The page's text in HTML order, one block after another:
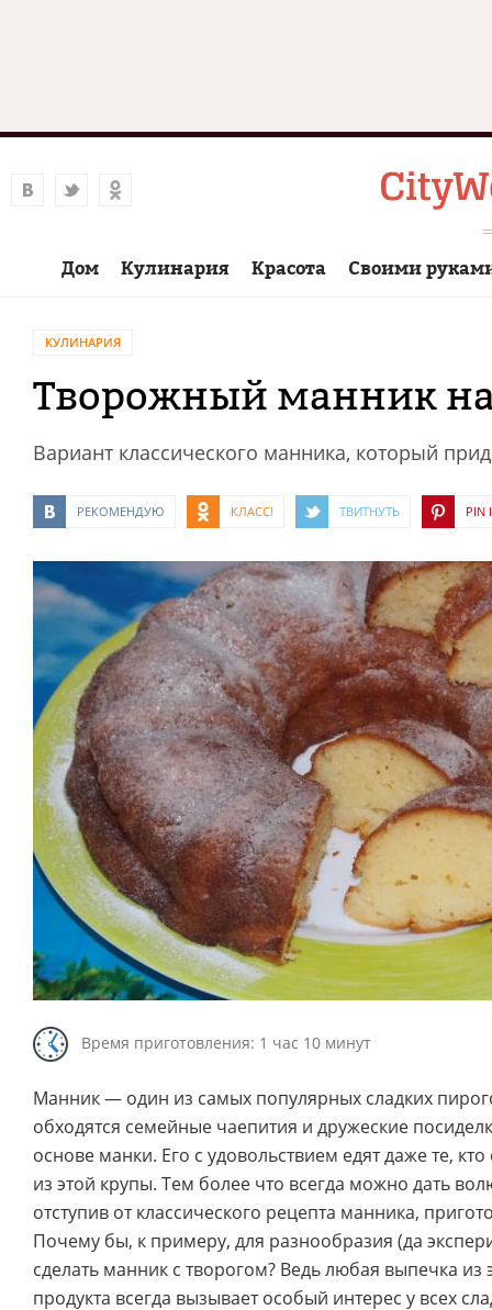
Дом Кулинария Красота Своими
КУЛИНАРИЯ
Творожный манник на
Вариант классического манника, который
РЕКОМЕНДУЮ КЛАСС! ТВИТНУТЬ PIN
Время приготовления: 1 час 10 минут
Манник — один из самых популярных сладких
обходятся семейные чаепития и дружеские
основе манки. Его с удовольствием едят даже те,
из этой крупы. Тем более что всегда можно дать
отступив от классического рецепта манника,
Почему бы, к примеру, для разнообразия (да
сделать манник с творогом? Ведь любая выпечка из
продукта всегда вызывает особый интерес у всех